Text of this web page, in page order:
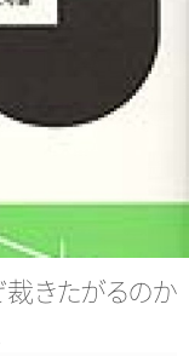
パース
」特設ペ
裁きたがるのか